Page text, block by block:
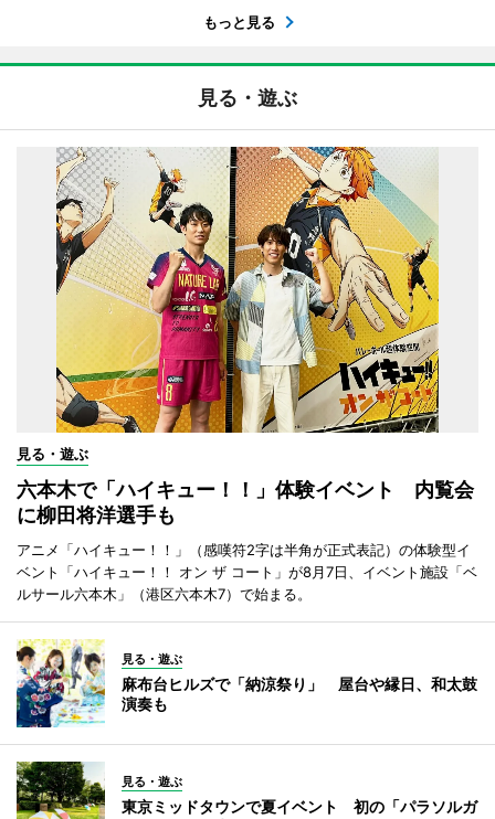
もっと見る
見る・遊ぶ
見る・遊ぶ
六本木で「ハイキュー！！」体験イベント 内覧会
に柳田将洋選手も
アニメ「ハイキュー！！」（感嘆符2字は半角が正式表記）の体験型イ
ベント「ハイキュー！！ オン ザ コート」が8月7日、イベント施設「ベ
ルサール六本木」（港区六本木7）で始まる。
見る・遊ぶ
麻布台ヒルズで「納涼祭り」 屋台や縁日、和太鼓
演奏も
見る・遊ぶ
東京ミッドタウンで夏イベント 初の「パラソルガ